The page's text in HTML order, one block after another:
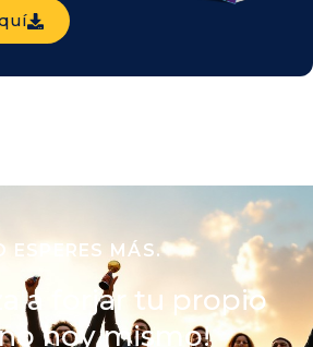
ESPERES MÁS.
a forjar tu propio
hoy mismo!